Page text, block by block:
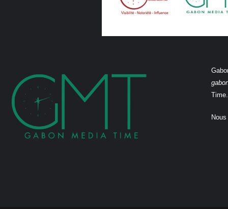
Time.